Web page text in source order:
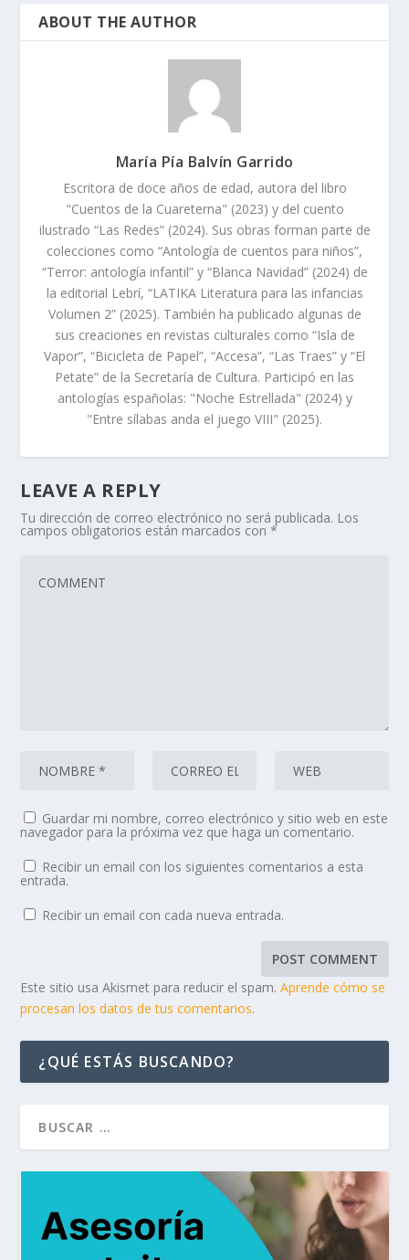
ABOUT THE AUTHOR
María Pía Balvín Garrido
Escritora de doce años de edad, autora del libro
"Cuentos de la Cuareterna" (2023) y del cuento
ilustrado “Las Redes” (2024). Sus obras forman parte de
colecciones como “Antología de cuentos para niños”,
“Terror: antología infantil” y “Blanca Navidad” (2024) de
la editorial Lebrí, “LATIKA Literatura para las infancias
Volumen 2” (2025). También ha publicado algunas de
sus creaciones en revistas culturales como “Isla de
Vapor”, “Bicicleta de Papel”, “Accesa”, “Las Traes” y “El
Petate” de la Secretaría de Cultura. Participó en las
antologías españolas: "Noche Estrellada" (2024) y
"Entre sílabas anda el juego VIII" (2025).
LEAVE A REPLY
Tu dirección de correo electrónico no será publicada. Los
campos obligatorios están marcados con*
Guardar mi nombre, correo electrónico y sitio web en este
navegador para la próxima vez que haga un comentario.
Recibir un email con los siguientes comentarios a esta
entrada.
Recibir un email con cada nueva entrada.
Este sitio usa Akismet para reducir el spam.Aprende cómo se
procesan los datos de tus comentarios.
¿QUÉ ESTÁS BUSCANDO?